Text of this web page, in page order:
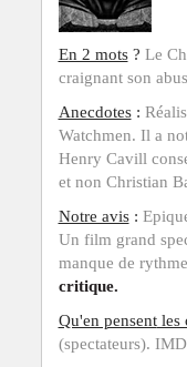
En 2 mots? Le
craignant son
Anecdotes:
Watchmen. Il a
Henry Cavill
et non Christian
Notre avis:
Un film grand
manque de
critique.
Qu'en pensentles
(spectateurs).